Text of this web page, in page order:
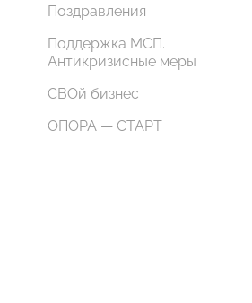
Поздравления
Поддержка МСП.
Антикризисные меры
СВОй бизнес
ОПОРА — СТАРТ